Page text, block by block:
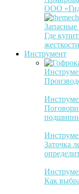
ООО
Запасные
Где
жесткости
Инструмент
Заточка
Как